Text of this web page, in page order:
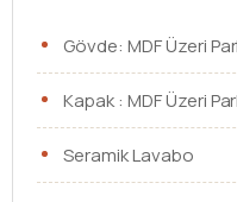
Gövde: MDF Üzeri
Kapak : MDF Üzeri
Seramik Lavabo